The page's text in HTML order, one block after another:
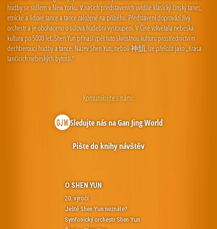
hudby se sídlem v New Yorku. V našich představeních uvidíte klasický čínský tanec,
etnické a lidové tance a tance založené na příběhu. Představení doprovází živý
orchestr a je obohaceno o sólová hudební vystoupení. V Číně vzkvétala nebeská
kultura po 5000 let. Shen Yun přináší zpět tuto skvostnou kulturu prostřednictvím
dechberoucí hudby a tance. Název Shen Yun, neboli 神韻, lze přeložit jako „Krása
tančících nebeských bytostí.“
O SHEN YUN
20. výročí
Ještě Shen Yun neznáte?
Symfonický orchestr Shen Yun
Komunikujte s námi:
Sledujte nás na Gan Jing World
Pište do knihy návštěv